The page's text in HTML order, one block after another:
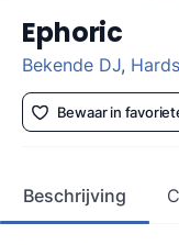
Ephoric
Bekende DJ,
Bewaar in
Beschrijving